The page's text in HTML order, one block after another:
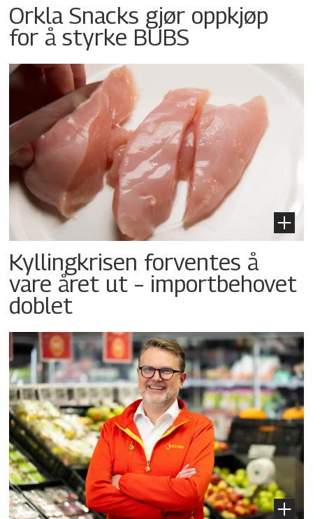
Orkla Snacks gjør oppkjøp
for å styrke BUBS
Kyllingkrisen forventes å
vare året ut – importbehovet
doblet